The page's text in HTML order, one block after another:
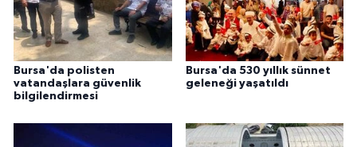
Bursa'da polisten
vatandaşlara güvenlik
bilgilendirmesi
Bursa'da 530 yıllık sünnet
geleneği yaşatıldı